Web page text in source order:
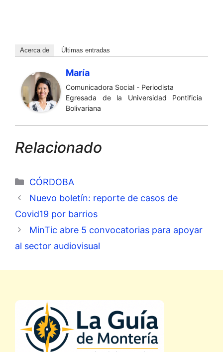
Acerca de Últimas entradas
María
Comunicadora Social - Periodista
Egresada de la Universidad Pontificia
Bolivariana
Relacionado
Categorías
CÓRDOBA
Nuevo boletín: reporte de casos de
Covid19 por barrios
MinTic abre 5 convocatorias para apoyar
al sector audiovisual